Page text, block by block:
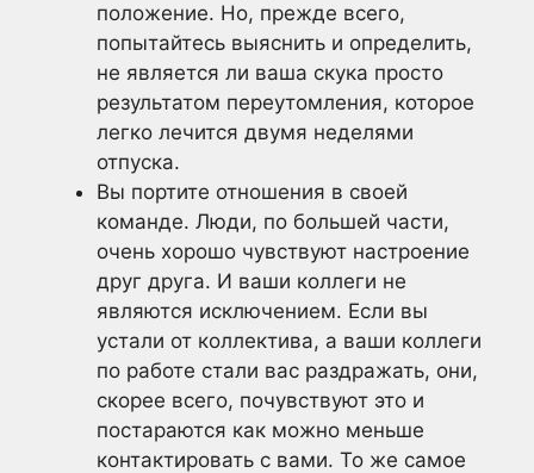
положение. Но, прежде всего,
попытайтесь выяснить и определить,
не является ли ваша скука просто
результатом переутомления, которое
легко лечится двумя неделями
отпуска.
Вы портите отношения в своей
команде. Люди, по большей части,
очень хорошо чувствуют настроение
друг друга. И ваши коллеги не
являются исключением. Если вы
устали от коллектива, а ваши коллеги
по работе стали вас раздражать, они,
скорее всего, почувствуют это и
постараются как можно меньше
контактировать с вами. То же самое